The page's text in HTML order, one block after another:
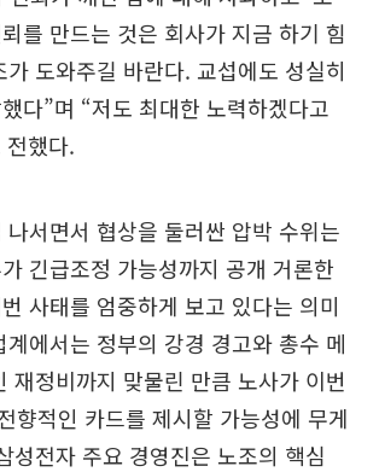
를 만드는 것은 회사가 지금 하기 힘
도와주길 바란다. 교섭에도 성실히
다”며 “저도 최대한 노력하겠다고
전했다.
나서면서 협상을 둘러싼 압박 수위는
긴급조정 가능성까지 공개 거론한
사태를 엄중하게 보고 있다는 의미
에서는 정부의 강경 경고와 총수 메
재정비까지 맞물린 만큼 노사가 이번
향적인 카드를 제시할 가능성에 무게
성전자 주요 경영진은 노조의 핵심